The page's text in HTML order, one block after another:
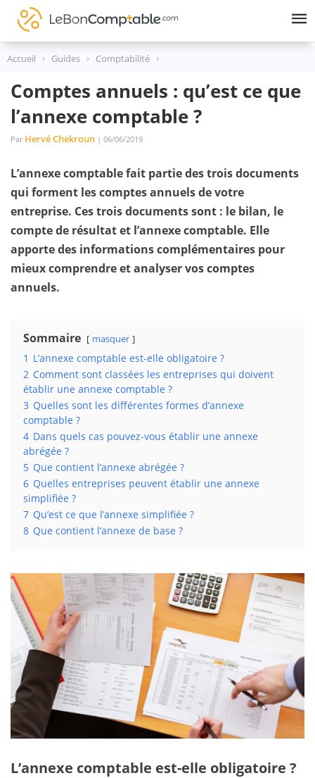
Skip
content
Accueil Guides Comptabilité
Comptes annuels : qu’est ce que
l’annexe comptable ?
Par Hervé Chekroun | 06/06/2019
L’annexe comptable fait partie des trois documents
qui forment les comptes annuels de votre
entreprise. Ces trois documents sont : le bilan, le
compte de résultat et l’annexe comptable. Elle
apporte des informations complémentaires pour
mieux comprendre et analyser vos comptes
annuels.
Sommaire masquer
1 L’annexe comptable est-elle obligatoire ?
2 Comment sont classées les entreprises qui doivent
établir une annexe comptable ?
3 Quelles sont les différentes formes d’annexe
comptable ?
4 Dans quels cas pouvez-vous établir une annexe
abrégée ?
5 Que contient l’annexe abrégée ?
6 Quelles entreprises peuvent établir une annexe
simplifiée ?
7 Qu’est ce que l’annexe simplifiée ?
8 Que contient l’annexe de base ?
L’annexe comptable est-elle obligatoire ?